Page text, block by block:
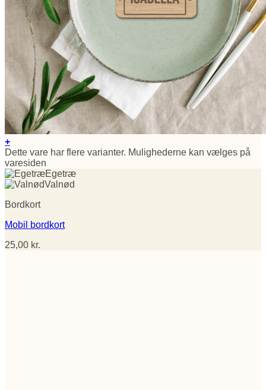
+
Dette vare har flere varianter. Mulighederne kan vælges på
varesiden
Egetræ
Valnød
Bordkort
Mobil bordkort
25,00 kr.